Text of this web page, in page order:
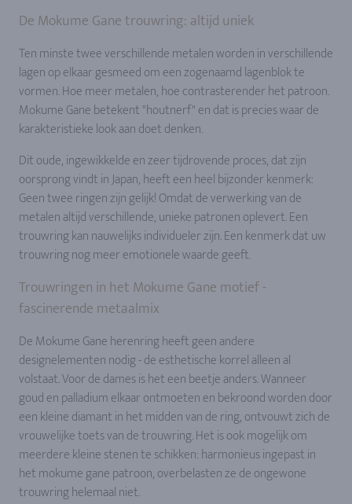
De Mokume Gane trouwring: altijd uniek
Ten minste twee verschillende metalen worden in verschillende
lagen op elkaar gesmeed om een zogenaamd lagenblok te
vormen. Hoe meer metalen, hoe contrasterender het patroon.
Mokume Gane betekent "houtnerf" en dat is precies waar de
karakteristieke look aan doet denken.
Dit oude, ingewikkelde en zeer tijdrovende proces, dat zijn
oorsprong vindt in Japan, heeft een heel bijzonder kenmerk:
Geen twee ringen zijn gelijk! Omdat de verwerking van de
metalen altijd verschillende, unieke patronen oplevert. Een
trouwring kan nauwelijks individueler zijn. Een kenmerk dat uw
trouwring nog meer emotionele waarde geeft.
Trouwringen in het Mokume Gane motief -
fascinerende metaalmix
De Mokume Gane herenring heeft geen andere
designelementen nodig - de esthetische korrel alleen al
volstaat. Voor de dames is het een beetje anders. Wanneer
goud en palladium elkaar ontmoeten en bekroond worden door
een kleine diamant in het midden van de ring, ontvouwt zich de
vrouwelijke toets van de trouwring. Het is ook mogelijk om
meerdere kleine stenen te schikken: harmonieus ingepast in
het mokume gane patroon, overbelasten ze de ongewone
trouwring helemaal niet.